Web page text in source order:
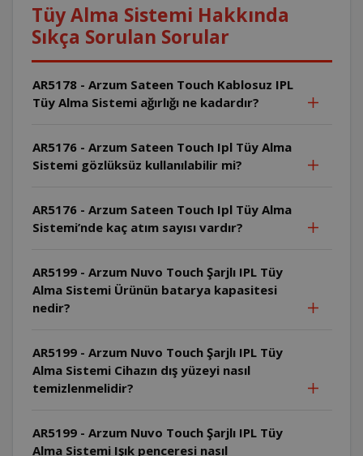
Tüy Alma Sistemi Hakkında
Sıkça Sorulan Sorular
AR5178 - Arzum Sateen Touch Kablosuz IPL
Tüy Alma Sistemi ağırlığı ne kadardır?
AR5176 - Arzum Sateen Touch Ipl Tüy Alma
Sistemi gözlüksüz kullanılabilir mi?
AR5176 - Arzum Sateen Touch Ipl Tüy Alma
Sistemi’nde kaç atım sayısı vardır?
AR5199 - Arzum Nuvo Touch Şarjlı IPL Tüy
Alma Sistemi Ürünün batarya kapasitesi
nedir?
AR5199 - Arzum Nuvo Touch Şarjlı IPL Tüy
Alma Sistemi Cihazın dış yüzeyi nasıl
temizlenmelidir?
AR5199 - Arzum Nuvo Touch Şarjlı IPL Tüy
Alma Sistemi Işık penceresi nasıl